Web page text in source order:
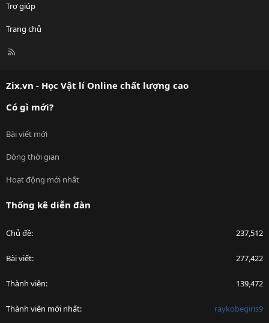
Trợ giúp
Trang chủ
R
Zix.vn - Học Vật lí Online chất lượng cao
Có gì mới?
Bài viết mới
Dòng thời gian
Hoạt động mới nhất
Thống kê diễn đàn
Chủ đề 237,512
Bài viết 277,422
Thành viên 139,472
Thành viên mới nhất raykobegiris9